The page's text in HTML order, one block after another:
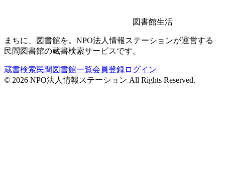
図書館生活
まちに、図書館を。NPO法人情報ステーションが運営する
民間図書館の蔵書検索サービスです。
蔵書検索民間図書館一覧会員登録ログイン
© 2026 NPO法人情報ステーション All Rights Reserved.